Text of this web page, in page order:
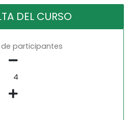
DEL CURSO
participantes